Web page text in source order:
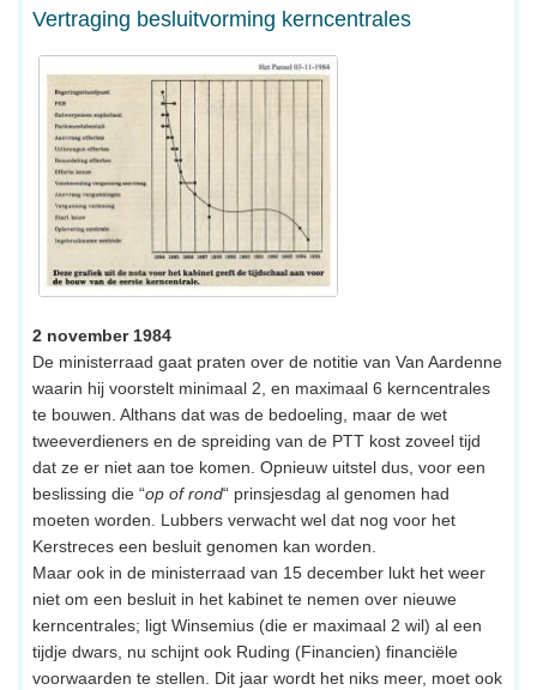
Vertraging besluitvorming kerncentrales
2 november 1984
De ministerraad gaat praten over de notitie van Van Aardenne
waarin hij voorstelt minimaal 2, en maximaal 6 kerncentrales
te bouwen. Althans dat was de bedoeling, maar de wet
tweeverdieners en de spreiding van de PTT kost zoveel tijd
dat ze er niet aan toe komen. Opnieuw uitstel dus, voor een
beslissing die “op of rond“ prinsjesdag al genomen had
moeten worden. Lubbers verwacht wel dat nog voor het
Kerstreces een besluit genomen kan worden.
Maar ook in de ministerraad van 15 december lukt het weer
niet om een besluit in het kabinet te nemen over nieuwe
kerncentrales; ligt Winsemius (die er maximaal 2 wil) al een
tijdje dwars, nu schijnt ook Ruding (Financien) financiële
voorwaarden te stellen. Dit jaar wordt het niks meer, moet ook